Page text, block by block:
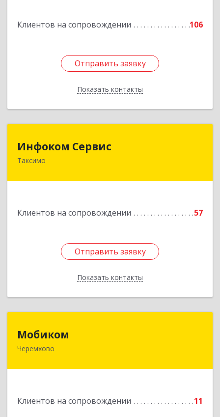
Клиентов на сопровождении 106
Отправить заявку
Показать контакты
Отправить заявку
Назад
Инфоком Сервис
Таксимо
Клиентов на сопровождении 57
Отправить заявку
Показать контакты
671560, Республика Бурятия, Муйский р-н, пгт.
Отправить заявку
Назад
Мобиком
Черемхово
Клиентов на сопровождении 11